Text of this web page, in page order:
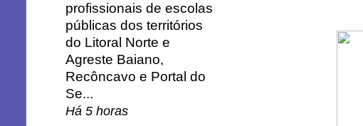
profissionais de escolas
públicas dos territórios
do Litoral Norte e
Agreste Baiano,
Recôncavo e Portal do
Se...
Há 5 horas